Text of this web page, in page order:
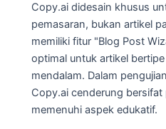
Copy.ai didesain khusus
pemasaran, bukan artikel
memiliki fitur "Blog Post
optimal untuk artikel
mendalam. Dalam
Copy.ai cenderung
memenuhi aspek edukatif.